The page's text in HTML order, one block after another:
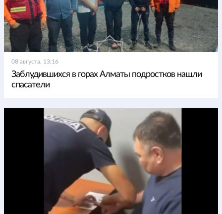
08 августа, 13:16
Заблудившихся в горах Алматы подростков нашли
спасатели